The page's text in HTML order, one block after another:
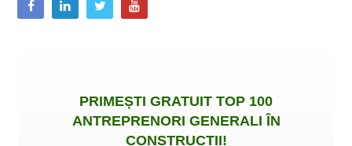
PRIMEȘTI GRATUIT TOP 100
ANTREPRENORI GENERALI ÎN
CONSTRUCȚII!